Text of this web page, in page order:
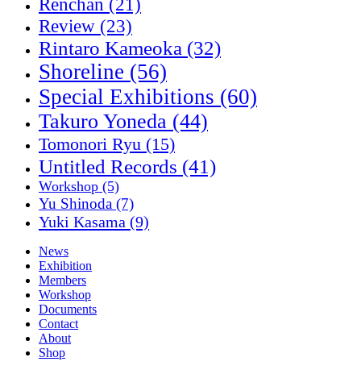
Review (23)
Rintaro Kameoka (32)
Shoreline (56)
Special Exhibitions (60)
Takuro Yoneda (44)
Tomonori Ryu (15)
Untitled Records (41)
Workshop (5)
Yu Shinoda (7)
Yuki Kasama (9)
News
Exhibition
Members
Workshop
Documents
Contact
About
Shop